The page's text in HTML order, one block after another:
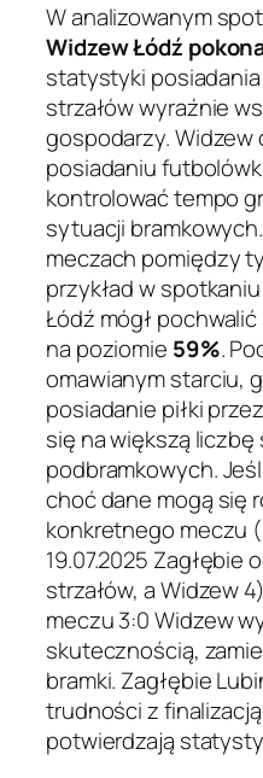
W analizowanym
Widzew Łódź
statystyki
strzałów wyraźnie
gospodarzy. Widzew
posiadaniu
kontrolować tempo
sytuacji
meczach pomiędzy
przykład w
Łódź mógł
na poziomie 59%.
omawianym starciu,
posiadanie piłki
się na większą
podbramkowych.
choć dane mogą się
konkretnego meczu
19.07.2025 Zagłębie
strzałów, a Widzew
meczu 3:0 Widzew
skutecznością,
bramki. Zagłębie
trudności z
potwierdzają